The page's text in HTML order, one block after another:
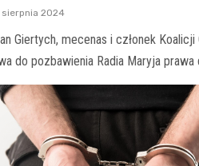
sierpnia 2024
Giertych, mecenas i członek
do pozbawienia Radia Maryja prawa